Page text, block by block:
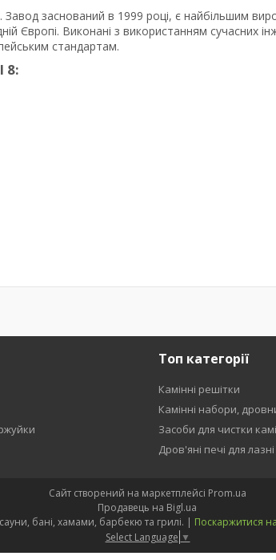
. Завод заснований в 1999 році, є найбільшим
Європі. Виконані з використанням сучасних
стандартам.
8:
Топ категорії
Камінні решітки
Камінні набори,
Засоби для чистки
Дров'яні печі для лазні
Сайт створений на маркетплейсі Prom.ua
Продавець на Bigl.ua
Kamin Sauna Group - каміни, печі, сауни, бані, хамами, барбекю та грилі. | Поскаржитися
Select Language ▼